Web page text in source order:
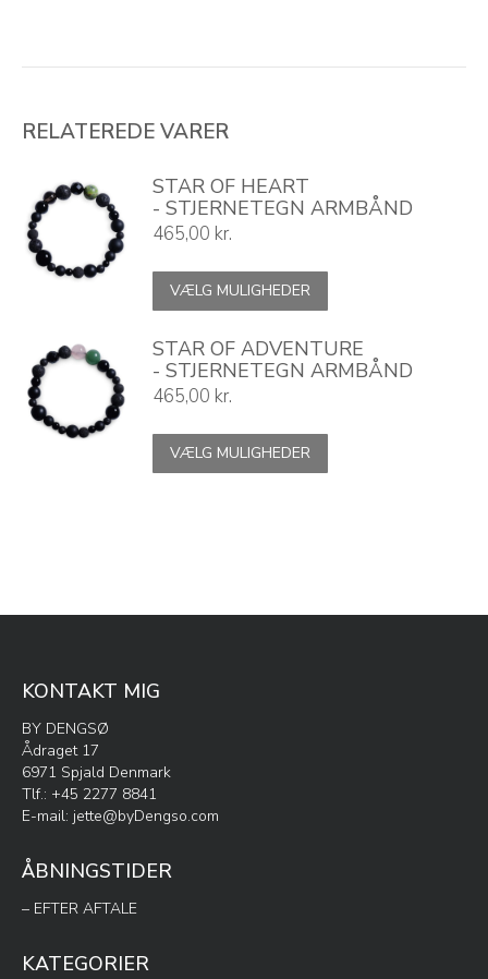
RELATEREDE VARER
STAR OF HEART
- STJERNETEGN ARMBÅND
465,00 kr.
VÆLG MULIGHEDER
flere
varianter.
vælges
varesiden
STAR OF ADVENTURE
- STJERNETEGN ARMBÅND
465,00 kr.
VÆLG MULIGHEDER
på
KONTAKT MIG
BY DENGSØ
Ådraget 17
6971 Spjald Denmark
Tlf.: +45 2277 8841
E-mail: jette@byDengso.com
ÅBNINGSTIDER
– EFTER AFTALE
KATEGORIER